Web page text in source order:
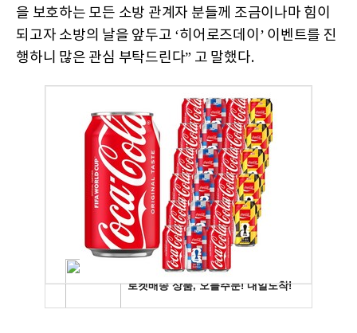
을 보호하는 모든 소방 관계자 분들께 조금이나마 힘이
되고자 소방의 날을 앞두고 ‘히어로즈데이’ 이벤트를 진
행하니 많은 관심 부탁드린다” 고 말했다.